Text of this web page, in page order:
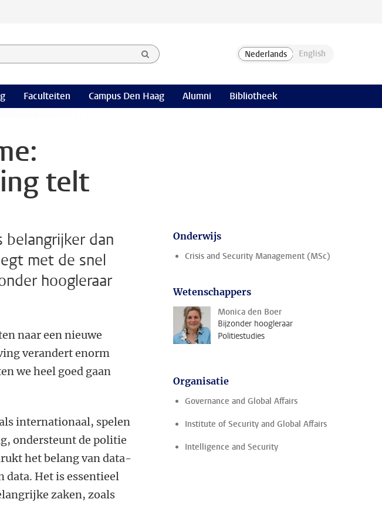
categorie
Faculteiten Campus Den Haag Alumni Bibliotheek
telt
dan
met de snel
hoogleraar
naar een nieuwe
verandert enorm
we heel goed gaan
internationaal, spelen
ondersteunt de politie
het belang van data-
Het is essentieel
zaken, zoals
Onderwijs
Crisis and Security Management (MSc)
Wetenschappers
Monica den Boer
Bijzonder hoogleraar
Politiestudies
Organisatie
Governance and Global Affairs
Institute of Security and Global Affairs
Intelligence and Security